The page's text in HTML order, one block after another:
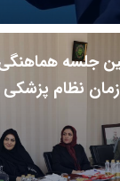
جلسه هماهنگی
نظام پزشکی